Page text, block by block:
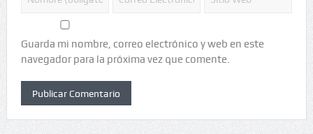
Guarda mi nombre, correo electrónico y web en este
navegador para la próxima vez que comente.